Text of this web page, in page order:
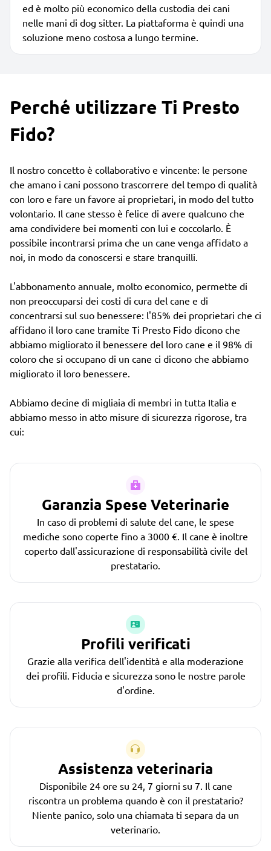
ed è molto più economico della custodia dei cani
nelle mani di dog sitter. La piattaforma è quindi una
soluzione meno costosa a lungo termine.
Perché utilizzare Ti Presto
Fido?
Il nostro concetto è collaborativo e vincente: le persone
che amano i cani possono trascorrere del tempo di qualità
con loro e fare un favore ai proprietari, in modo del tutto
volontario. Il cane stesso è felice di avere qualcuno che
ama condividere bei momenti con lui e coccolarlo. È
possibile incontrarsi prima che un cane venga affidato a
noi, in modo da conoscersi e stare tranquilli.
L'abbonamento annuale, molto economico, permette di
non preoccuparsi dei costi di cura del cane e di
concentrarsi sul suo benessere: l'85% dei proprietari che ci
affidano il loro cane tramite Ti Presto Fido dicono che
abbiamo migliorato il benessere del loro cane e il 98% di
coloro che si occupano di un cane ci dicono che abbiamo
migliorato il loro benessere.
Abbiamo decine di migliaia di membri in tutta Italia e
abbiamo messo in atto misure di sicurezza rigorose, tra
cui:
Garanzia Spese Veterinarie
In caso di problemi di salute del cane, le spese
mediche sono coperte fino a 3000 €. Il cane è inoltre
coperto dall'assicurazione di responsabilità civile del
prestatario.
Profili verificati
Grazie alla verifica dell'identità e alla moderazione
dei profili. Fiducia e sicurezza sono le nostre parole
d'ordine.
Assistenza veterinaria
Disponibile 24 ore su 24, 7 giorni su 7. Il cane
riscontra un problema quando è con il prestatario?
Niente panico, solo una chiamata ti separa da un
veterinario.